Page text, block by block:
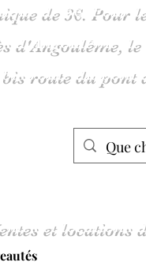
de 3€. Pour
d'Angoulême,
bis route du pont
et locations